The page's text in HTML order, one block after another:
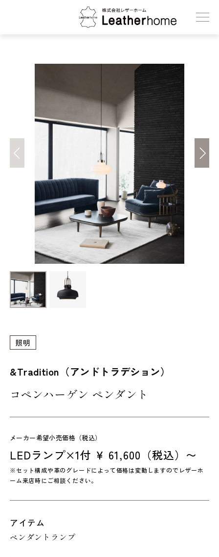
株式会社レザーホーム
照明
&Tradition（アンドトラデション）
コペンハーゲン ペンダント
メーカー希望小売価格（税込）
LEDランプ×1付 ¥ 61,600（税込）〜
※セット構成や革のグレードによって価格は変動しますのでレザーホ
ーム来店時にご相談ください。
アイテム
ペンダントランプ